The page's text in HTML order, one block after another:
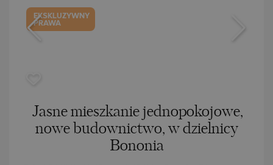
EKSKLUZYWNY
PRAWA
Jasne mieszkanie jednopokojowe,
nowe budownictwo, w dzielnicy
Bononia